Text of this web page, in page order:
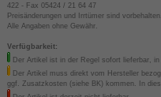
422 - Fax 05424 / 21 64 47
Preisänderungen und Irrtümer sind
Alle Angaben ohne Gewähr.
Verfügbarkeit:
Der Artikel ist in der Regel sofort lieferbar, in
Der Artikel muss direkt vom Hersteller
ggf. Zusatzkosten (siehe BK) kommen. In